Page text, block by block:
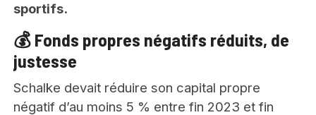
sportifs.
💰 Fonds propres négatifs réduits, de
justesse
Schalke devait réduire son capital propre
négatif d’au moins 5 % entre fin 2023 et fin